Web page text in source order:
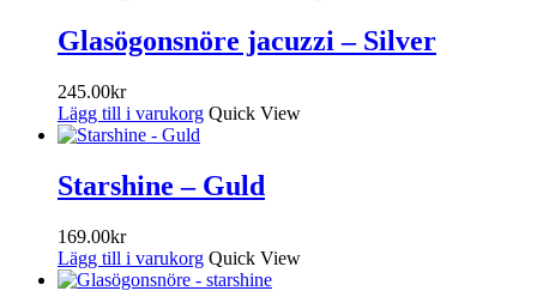
Glasögonsnöre jacuzzi – Silver
245.00kr
Lägg till i varukorg Quick View
Starshine – Guld
169.00kr
Lägg till i varukorg Quick View